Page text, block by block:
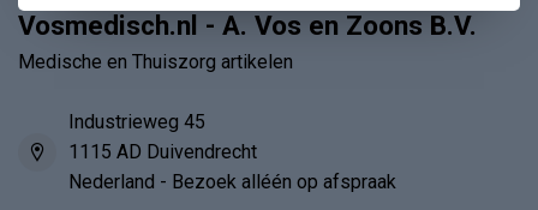
Vosmedisch.nl - A. Vos en Zoons B.V.
Medische en Thuiszorg artikelen
Industrieweg 45
1115 AD Duivendrecht
Nederland - Bezoek alléén op afspraak